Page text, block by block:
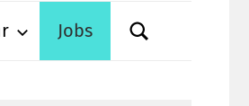
Jobs